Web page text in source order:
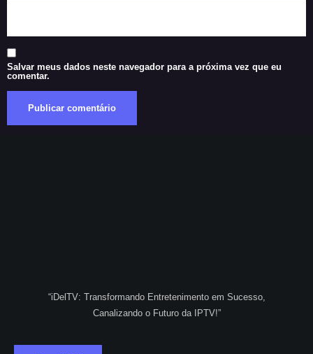
Salvar meus dados neste navegador para a próxima vez que eu
comentar.
“iDelTV: Transformando Entretenimento em Sucesso,
Canalizando o Futuro da IPTV!”